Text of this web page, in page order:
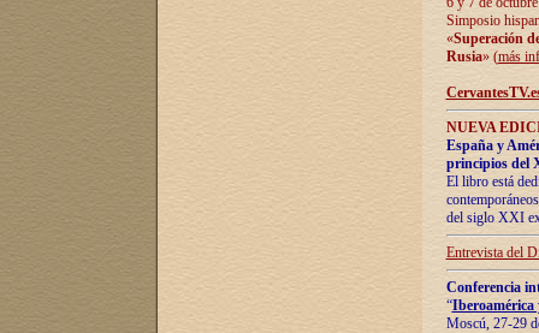
Simposio
«Superación
Rusia» (más
NUEVA
España y
principios del
El libro está
del siglo XXI
Entrevista del
Conferencia
“Iberoamérica
Moscú, 27-29